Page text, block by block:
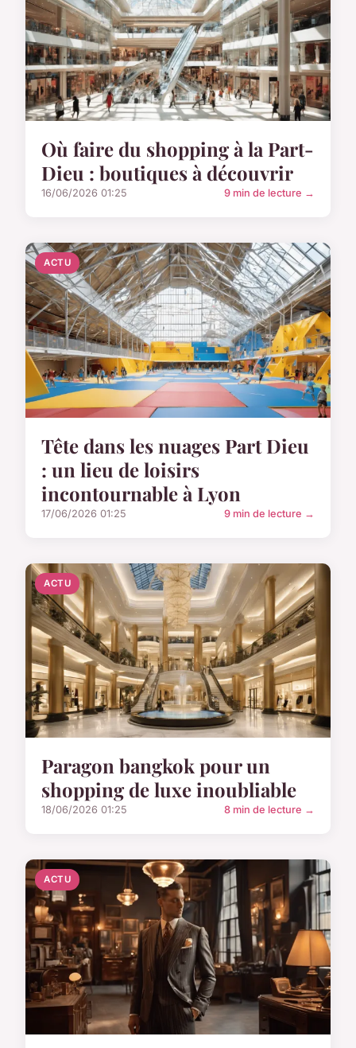
Où faire du shopping à la Part-
Dieu : boutiques à découvrir
16/06/2026 01:25 9 min de lecture →
ACTU
Tête dans les nuages Part Dieu
: un lieu de loisirs
incontournable à Lyon
17/06/2026 01:25 9 min de lecture →
ACTU
Paragon bangkok pour un
shopping de luxe inoubliable
18/06/2026 01:25 8 min de lecture →
ACTU